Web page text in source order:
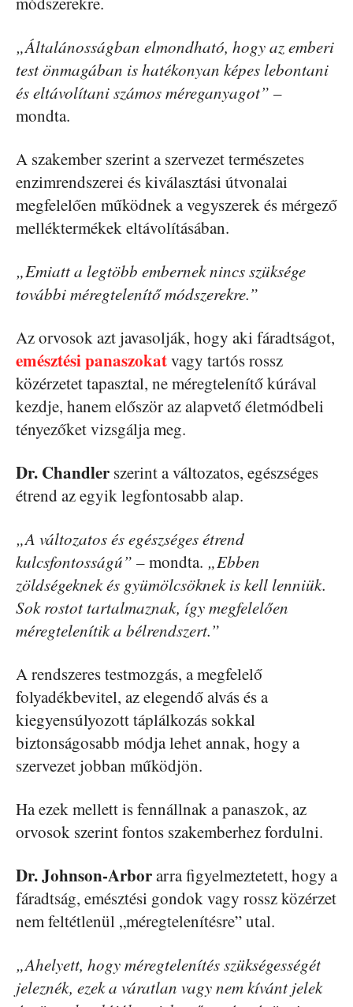
„Általánosságban elmondható, hogy az emberi
test önmagában is hatékonyan képes lebontani
és eltávolítani számos méreganyagot” –
mondta.
A szakember szerint a szervezet természetes
enzimrendszerei és kiválasztási útvonalai
megfelelően működnek a vegyszerek és mérgező
melléktermékek eltávolításában.
„Emiatt a legtöbb embernek nincs szüksége
további méregtelenítő módszerekre.”
Az orvosok azt javasolják, hogy aki fáradtságot,
emésztési panaszokatvagy tartós rossz
közérzetet tapasztal, ne méregtelenítő kúrával
kezdje, hanem először az alapvető életmódbeli
tényezőket vizsgálja meg.
Dr. Chandler szerint a változatos, egészséges
étrend az egyik legfontosabb alap.
„A változatos és egészséges étrend
kulcsfontosságú” – mondta. „Ebben
zöldségeknek és gyümölcsöknek is kell lenniük.
Sok rostot tartalmaznak, így megfelelően
méregtelenítik a bélrendszert.”
A rendszeres testmozgás, a megfelelő
folyadékbevitel, az elegendő alvás és a
kiegyensúlyozott táplálkozás sokkal
biztonságosabb módja lehet annak, hogy a
szervezet jobban működjön.
Ha ezek mellett is fennállnak a panaszok, az
orvosok szerint fontos szakemberhez fordulni.
Dr. Johnson-Arborarra figyelmeztetett, hogy a
fáradtság, emésztési gondok vagy rossz közérzet
nem feltétlenül „méregtelenítésre” utal.
„Ahelyett, hogy méregtelenítés szükségességét
jeleznék, ezek a váratlan vagy nem kívánt jelek